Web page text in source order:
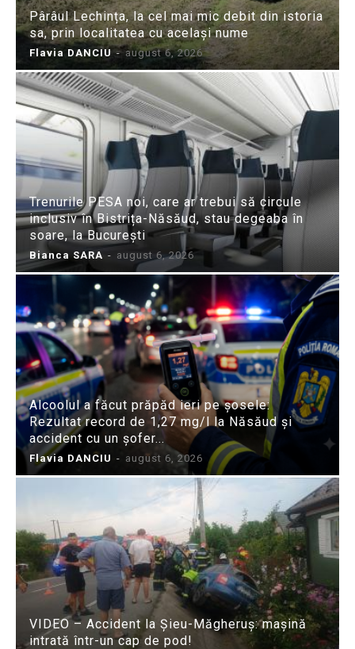
Pârâul Lechința, la cel mai mic debit din istoria
sa, prin localitatea cu același nume
Flavia DANCIU - august 6, 2026
Trenurile PESA noi, care ar trebui să circule
inclusiv în Bistrița-Năsăud, stau degeaba în
soare, la București
Bianca SARA - august 6, 2026
Alcoolul a făcut prăpăd ieri pe șosele:
Rezultat record de 1,27 mg/l la Năsăud și
accident cu un șofer...
Flavia DANCIU - august 6, 2026
VIDEO – Accident la Șieu-Măgheruș: mașină
intrată într-un cap de pod!